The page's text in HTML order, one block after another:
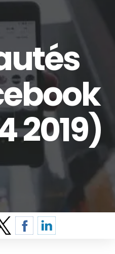
2019)